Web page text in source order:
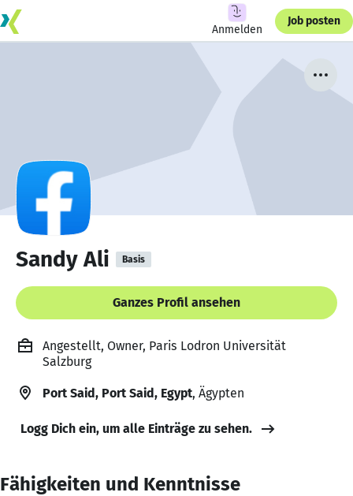
Anmelden
Job posten
Sandy Ali Basis
Ganzes Profil ansehen
Angestellt, Owner, Paris Lodron Universität
Salzburg
Port Said, Port Said, Egypt, Ägypten
Logg Dich ein, um alle Einträge zu sehen.
Fähigkeiten und Kenntnisse